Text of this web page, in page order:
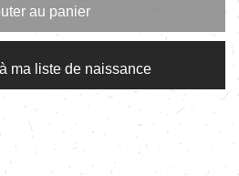
au panier
ma liste de naissance